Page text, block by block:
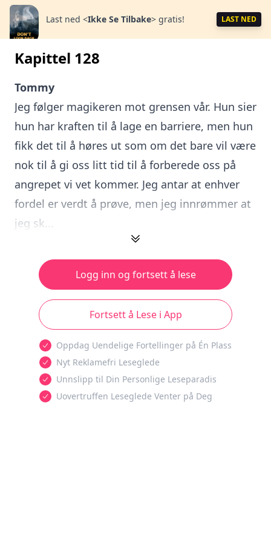
Last ned <Ikke Se Tilbake> gratis! LAST NED
Kapittel 128
Tommy
Jeg følger magikeren mot grensen vår. Hun sier
hun har kraften til å lage en barriere, men hun
fikk det til å høres ut som om det bare vil være
nok til å gi oss litt tid til å forberede oss på
angrepet vi vet kommer. Jeg antar at enhver
fordel er verdt å prøve, men jeg innrømmer at
jeg sk...
Logg inn og fortsett å lese
Fortsett å Lese i App
Oppdag Uendelige Fortellinger på Én Plass
Nyt Reklamefri Leseglede
Unnslipp til Din Personlige Leseparadis
Uovertruffen Leseglede Venter på Deg